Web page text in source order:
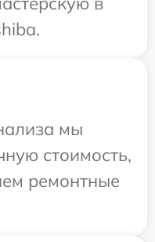
мы
стоимость,
ремонтные